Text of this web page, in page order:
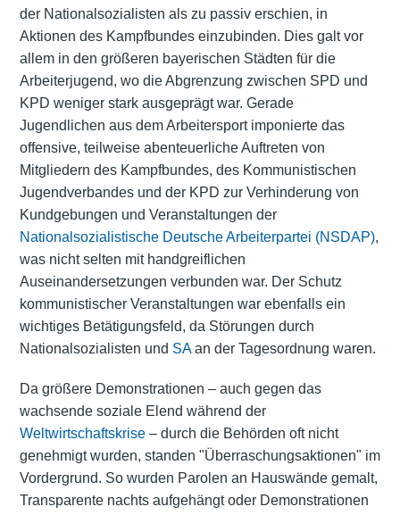
der Nationalsozialisten als zu passiv erschien, in
Aktionen des Kampfbundes einzubinden. Dies galt vor
allem in den größeren bayerischen Städten für die
Arbeiterjugend, wo die Abgrenzung zwischen SPD und
KPD weniger stark ausgeprägt war. Gerade
Jugendlichen aus dem Arbeitersport imponierte das
offensive, teilweise abenteuerliche Auftreten von
Mitgliedern des Kampfbundes, des Kommunistischen
Jugendverbandes und der KPD zur Verhinderung von
Kundgebungen und Veranstaltungen der
Nationalsozialistische Deutsche Arbeiterpartei (NSDAP),
was nicht selten mit handgreiflichen
Auseinandersetzungen verbunden war. Der Schutz
kommunistischer Veranstaltungen war ebenfalls ein
wichtiges Betätigungsfeld, da Störungen durch
Nationalsozialisten und SAan der Tagesordnung waren.
Da größere Demonstrationen – auch gegen das
wachsende soziale Elend während der
Weltwirtschaftskrise– durch die Behörden oft nicht
genehmigt wurden, standen "Überraschungsaktionen" im
Vordergrund. So wurden Parolen an Hauswände gemalt,
Transparente nachts aufgehängt oder Demonstrationen